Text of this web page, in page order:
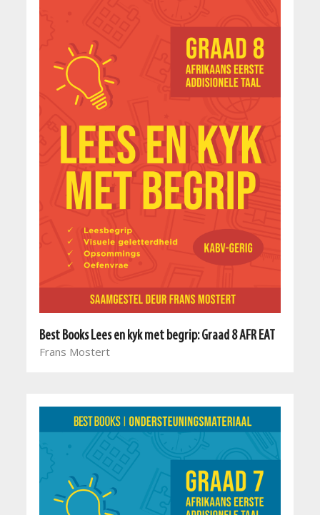
Best Books Lees en kyk met begrip: Graad 8 AFR EAT
Frans Mostert